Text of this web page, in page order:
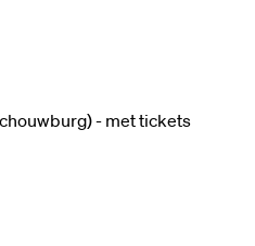
- met tickets